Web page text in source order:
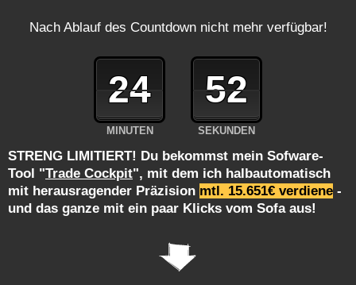
Nach Ablauf des Countdown nicht mehr verfügbar!
24
MINUTEN
51
SEKUNDEN
STRENG LIMITIERT! Du bekommst mein Sofware-
Tool "Trade Cockpit", mit dem ich halbautomatisch
mit herausragender Präzision mtl. 15.651€ verdiene -
und das ganze mit ein paar Klicks vom Sofa aus!